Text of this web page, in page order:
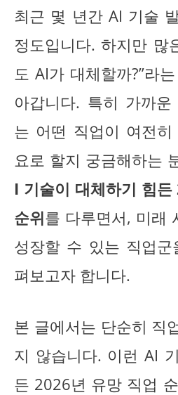
최근 몇 년간 AI 기술
정도입니다. 하지만 많
도 AI가 대체할까?”라
아갑니다. 특히 가까
는 어떤 직업이 여전
요로 할지 궁금해하는
I 기술이 대체하기 힘
순위를 다루면서, 미래
성장할 수 있는 직업
펴보고자 합니다.
본 글에서는 단순히 직
지 않습니다. 이런 AI
든 2026년 유망 직업